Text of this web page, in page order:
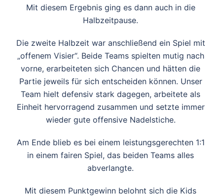
Mit diesem Ergebnis ging es dann auch in die
Halbzeitpause.
Die zweite Halbzeit war anschließend ein Spiel mit
„offenem Visier“. Beide Teams spielten mutig nach
vorne, erarbeiteten sich Chancen und hätten die
Partie jeweils für sich entscheiden können. Unser
Team hielt defensiv stark dagegen, arbeitete als
Einheit hervorragend zusammen und setzte immer
wieder gute offensive Nadelstiche.
Am Ende blieb es bei einem leistungsgerechten 1:1
in einem fairen Spiel, das beiden Teams alles
abverlangte.
Mit diesem Punktgewinn belohnt sich die Kids